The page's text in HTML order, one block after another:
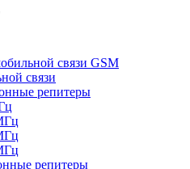
связи GSM
связи
репитеры
репитеры